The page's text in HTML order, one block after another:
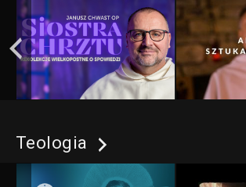
Teologia